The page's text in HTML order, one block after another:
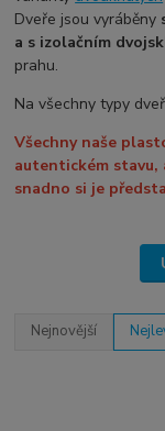
Dveře jsou vyráběny
a s izolačním
prahu.
Na všechny typy
Všechny naše
autentickém
snadno si je
Nejnovější